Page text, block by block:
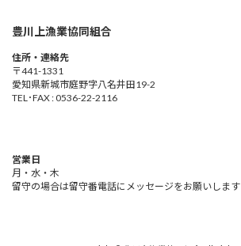
豊川上漁業協同組合
住所・連絡先
〒441-1331
愛知県新城市庭野字八名井田19-2
TEL･FAX : 0536-22-2116
営業日
月・水・木
留守の場合は留守番電話にメッセージをお願いします